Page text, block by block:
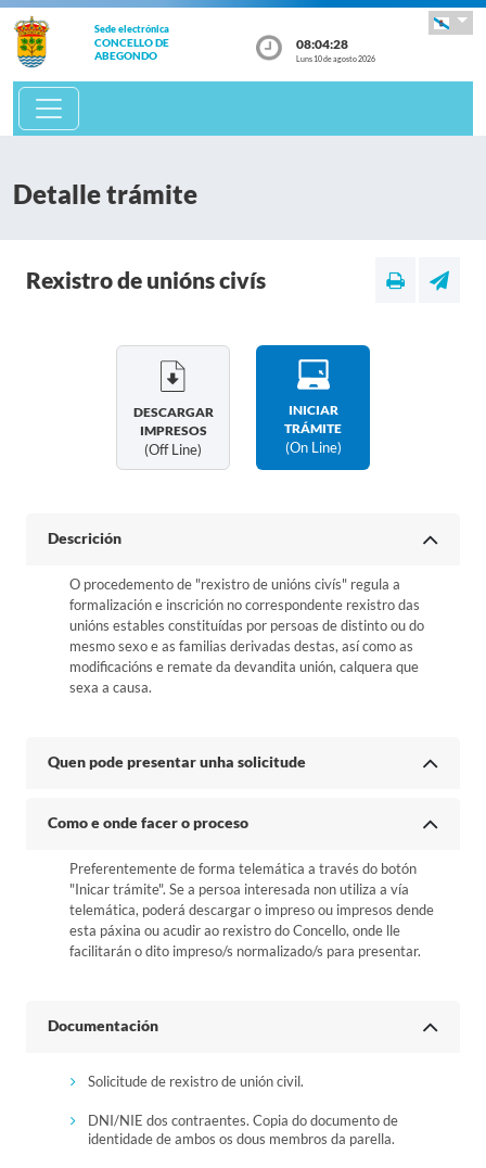
Sede electrónica
CONCELLO DE
ABEGONDO
08:04:29
Luns 10 de agosto 2026
Detalle trámite
Rexistro de unións civís
DESCARGAR
IMPRESOS
(off Line)
INICIAR
TRÁMITE
(on Line)
Descrición
O procedemento de "rexistro de unións civís" regula a
formalización e inscrición no correspondente rexistro das
unións estables constituídas por persoas de distinto ou do
mesmo sexo e as familias derivadas destas, así como as
modificacións e remate da devandita unión, calquera que
sexa a causa.
Quen pode presentar unha solicitude
Como e onde facer o proceso
Preferentemente de forma telemática a través do botón
"Inicar trámite". Se a persoa interesada non utiliza a vía
telemática, poderá descargar o impreso ou impresos dende
esta páxina ou acudir ao rexistro do Concello, onde lle
facilitarán o dito impreso/s normalizado/s para presentar.
Documentación
Solicitude de rexistro de unión civil.
DNI/NIE dos contraentes. Copia do documento de
identidade de ambos os dous membros da parella.